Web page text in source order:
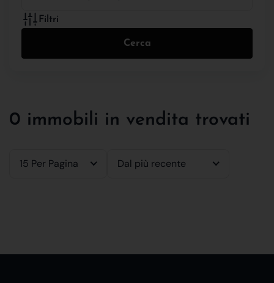
Filtri
Cerca
0 immobili in vendita trovati
15 Per Pagina Dal più recente